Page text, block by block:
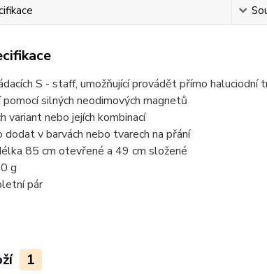
S - staff, umožňující provádět přímo haluciodní
silných neodimových magnetů
variant nebo jejích kombinací
dodat v barvách nebo tvarech na přání
85 cm otevřené a 49 cm složené
g
pár
1